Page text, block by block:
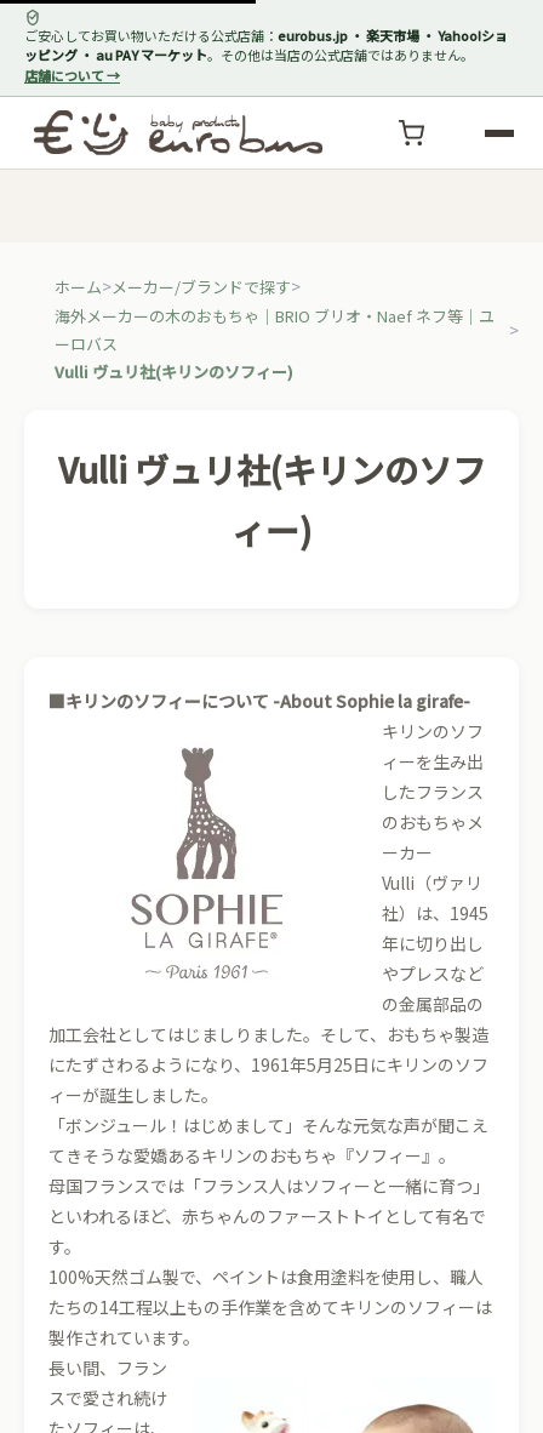
ご安心してお買い物いただける公式店舗： eurobus.jp ・ 楽天市場 ・ Yahoo!ショ
ッピング ・ au PAY マーケット。その他は当店の公式店舗ではありません。
店舗について →
ホーム メーカー/ブランドで探す
海外メーカーの木のおもちゃ｜BRIO ブリオ・Naef ネフ等｜ユ
ーロバス
Vulli ヴュリ社(キリンのソフィー)
Vulli ヴュリ社(キリンのソフ
ィー)
■キリンのソフィーについて -About Sophie la girafe-
キリンのソフ
ィーを生み出
したフランス
のおもちゃメ
ーカー
Vulli（ヴァリ
社）は、1945
年に切り出し
やプレスなど
の金属部品の
加工会社としてはじましりました。そして、おもちゃ製造
にたずさわるようになり、1961年5月25日にキリンのソフ
ィーが誕生しました。
「ボンジュール！はじめまして」そんな元気な声が聞こえ
てきそうな愛嬌あるキリンのおもちゃ『ソフィー』。
母国フランスでは「フランス人はソフィーと一緒に育つ」
といわれるほど、赤ちゃんのファーストトイとして有名で
す。
100%天然ゴム製で、ペイントは食用塗料を使用し、職人
たちの14工程以上もの手作業を含めてキリンのソフィーは
製作されています。
長い間、フラン
スで愛され続け
たソフィーは、